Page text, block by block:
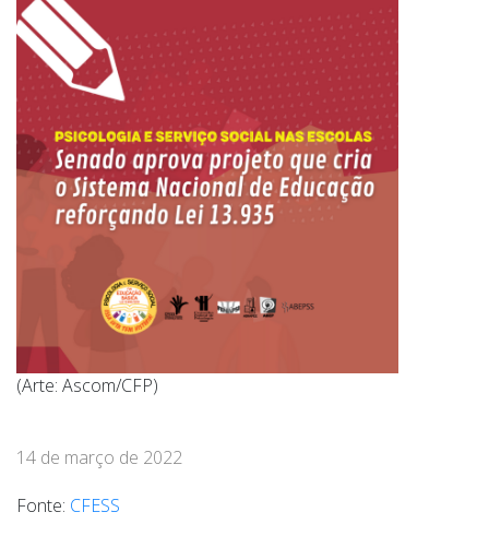
(Arte: Ascom/CFP)
14 de março de 2022
Fonte: CFESS